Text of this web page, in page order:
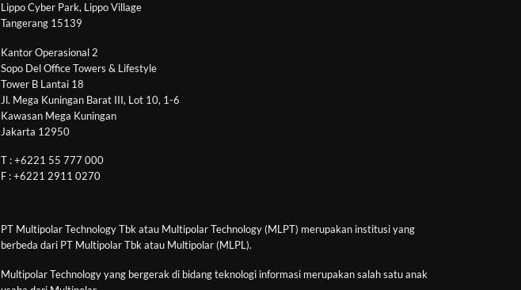
Lippo Cyber Park, Lippo Village
Tangerang 15139
Kantor Operasional 2
Sopo Del Office Towers & Lifestyle
Tower B Lantai 18
Jl. Mega Kuningan Barat III, Lot 10, 1-6
Kawasan Mega Kuningan
Jakarta 12950
T : +6221 55 777 000
F : +6221 2911 0270
PT Multipolar Technology Tbk atau Multipolar Technology (MLPT) merupakan institusi yang
berbeda dari PT Multipolar Tbk atau Multipolar (MLPL).
Multipolar Technology yang bergerak di bidang teknologi informasi merupakan salah satu anak